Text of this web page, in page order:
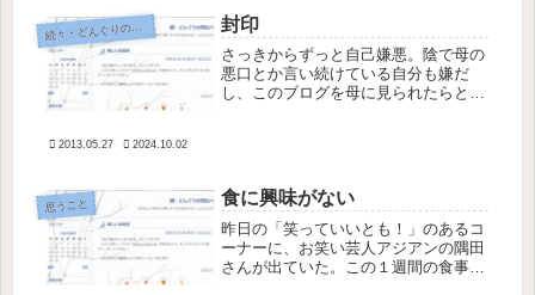
続
々・どんぐりの背比べ 封印
さっきからずっと自己嫌悪。陰で母の
悪口とか言い続けている自分も嫌だ
し、このブログを母に見られたらとい
う事...
2013.05.27 2024.10.02
思うこと 食に興味がない
昨日の「笑っていいとも！」のあるコ
ーナーに、お笑い芸人アジアンの隅田
さんが出ていた。この１週間の食事メ